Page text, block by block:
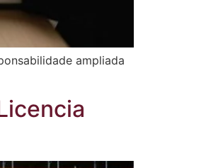
ampliada